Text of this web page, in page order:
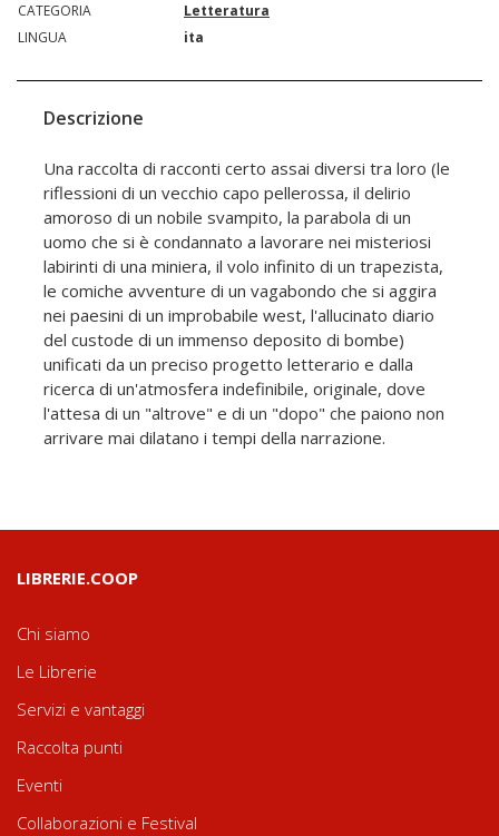
CATEGORIA
Letteratura
LINGUA
ita
Descrizione
Una raccolta di racconti certo assai diversi tra loro (le
riflessioni di un vecchio capo pellerossa, il delirio
amoroso di un nobile svampito, la parabola di un
uomo che si è condannato a lavorare nei misteriosi
labirinti di una miniera, il volo infinito di un trapezista,
le comiche avventure di un vagabondo che si aggira
nei paesini di un improbabile west, l'allucinato diario
del custode di un immenso deposito di bombe)
unificati da un preciso progetto letterario e dalla
ricerca di un'atmosfera indefinibile, originale, dove
l'attesa di un "altrove" e di un "dopo" che paiono non
arrivare mai dilatano i tempi della narrazione.
LIBRERIE.COOP
Chi siamo
Le Librerie
Servizi e vantaggi
Raccolta punti
Eventi
Collaborazioni e Festival